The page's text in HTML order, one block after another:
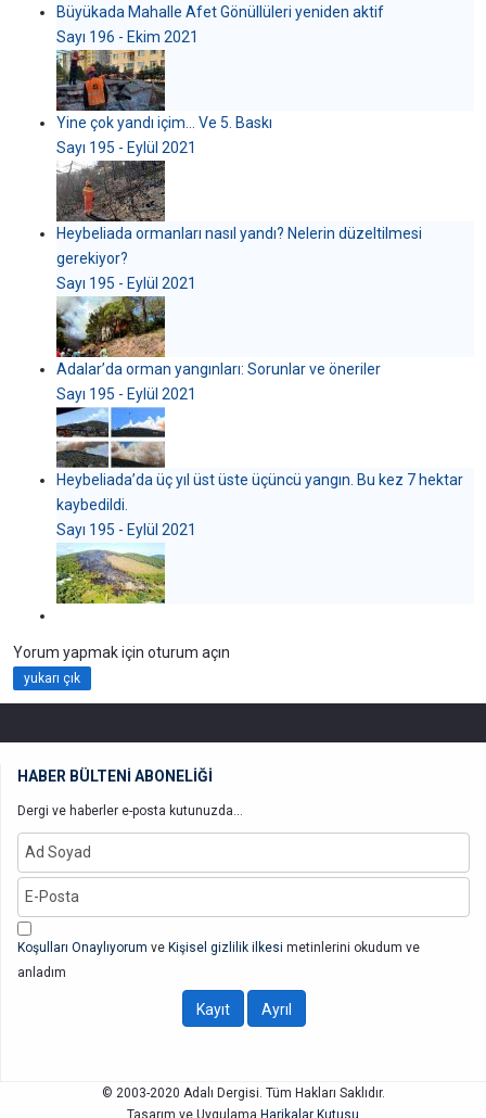
Büyükada Mahalle Afet Gönüllüleri yeniden aktif
Sayı 196 - Ekim 2021
Yine çok yandı içim… Ve 5. Baskı
Sayı 195 - Eylül 2021
Heybeliada ormanları nasıl yandı? Nelerin düzeltilmesi
gerekiyor?
Sayı 195 - Eylül 2021
Adalar’da orman yangınları: Sorunlar ve öneriler
Sayı 195 - Eylül 2021
Heybeliada’da üç yıl üst üste üçüncü yangın. Bu kez 7 hektar
kaybedildi.
Sayı 195 - Eylül 2021
Yorum yapmak için oturum açın
yukarı çık
HABER BÜLTENİ ABONELİĞİ
Dergi ve haberler e-posta kutunuzda...
Koşulları Onaylıyorum ve Kişisel gizlilik ilkesi metinlerini okudum ve
anladım
© 2003-2020 Adalı Dergisi. Tüm Hakları Saklıdır.
Tasarım ve Uygulama Harikalar Kutusu